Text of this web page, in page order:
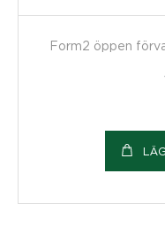
Form2 öppen